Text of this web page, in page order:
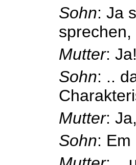
Sohn: Ja
Mutter: Ja!
Sohn: ..
Mutter:
Sohn: Em